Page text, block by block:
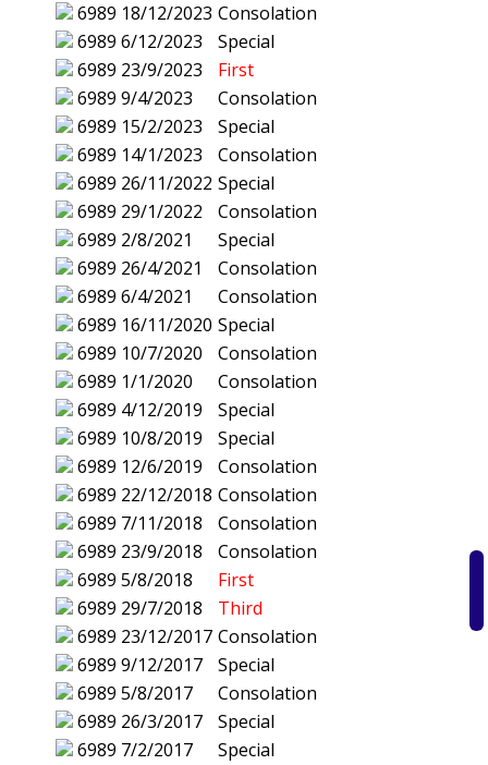
6989 18/12/2023 Consolation
6989 6/12/2023
Special
6989 23/9/2023
First
6989 9/4/2023
Consolation
6989 15/2/2023
Special
6989 14/1/2023
Consolation
6989 26/11/2022 Special
6989 29/1/2022
Consolation
6989 2/8/2021
Special
6989 26/4/2021
Consolation
6989 6/4/2021
Consolation
6989 16/11/2020 Special
6989 10/7/2020
Consolation
6989 1/1/2020
Consolation
6989 4/12/2019
Special
6989 10/8/2019
Special
6989 12/6/2019
Consolation
6989 22/12/2018 Consolation
6989 7/11/2018
Consolation
6989 23/9/2018
Consolation
6989 5/8/2018
First
6989 29/7/2018
Third
6989 23/12/2017 Consolation
6989 9/12/2017
Special
6989 5/8/2017
Consolation
6989 26/3/2017
Special
6989 7/2/2017
Special